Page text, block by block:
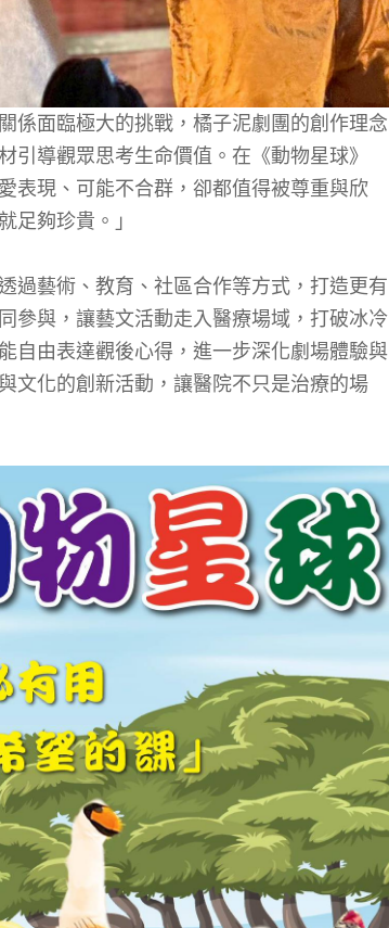
係面臨極大的挑戰，橘子泥劇團的創作理念
導觀眾思考生命價值。在《動物星球》
表現、可能不合群，卻都值得被尊重與欣
足夠珍貴。」
過藝術、教育、社區合作等方式，打造更有
參與，讓藝文活動走入醫療場域，打破冰冷
自由表達觀後心得，進一步深化劇場體驗與
文化的創新活動，讓醫院不只是治療的場